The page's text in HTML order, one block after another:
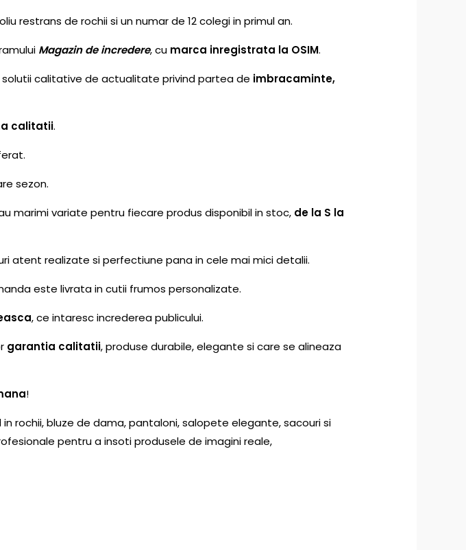
restrans de rochii si un numar de 12 colegi in primul an.
Magazin de incredere, cu marca inregistrata la OSIM.
calitative de actualitate privind partea de imbracaminte,
calitatii.
sezon.
marimi variate pentru fiecare produs disponibil in stoc, de la S la
atent realizate si perfectiune pana in cele mai mici detalii.
este livrata in cutii frumos personalizate.
, ce intaresc increderea publicului.
garantia calitatii, produse durabile, elegante si care se alineaza
!
rochii, bluze de dama, pantaloni, salopete elegante, sacouri si
pentru a insoti produsele de imagini reale,